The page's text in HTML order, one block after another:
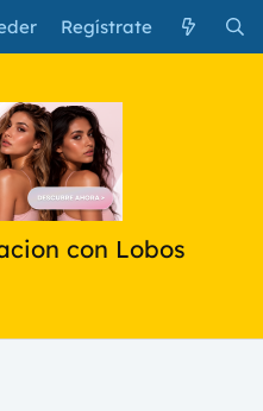
Regístrate
con Lobos